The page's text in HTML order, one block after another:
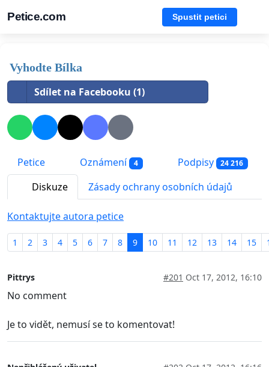
Petice.com Spustit petici
Vyhodte Bílka
Sdílet na Facebooku (1)
Petice Oznámení 4 Podpisy 24 216
Diskuze Zásady ochrany osobních údajů
Kontaktujte autora petice
1 2 3 4 5 6 7 8 9 10 11 12 13 14 15
Pittrys #201 Oct 17, 2012, 16:10
No comment
Je to vidět, nemusí se to komentovat!